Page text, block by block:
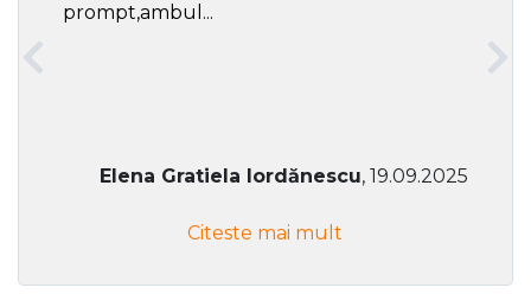
prompt,ambul...
Elena Gratiela Iordănescu, 19.09.2025
Citeste mai mult